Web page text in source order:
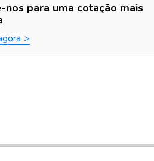
nos para uma cotação mais